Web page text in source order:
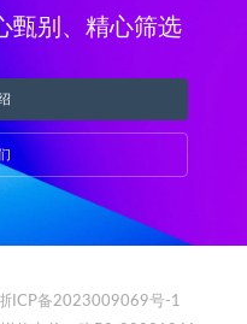
甄别、精心筛选
ICP备2023009069号-1